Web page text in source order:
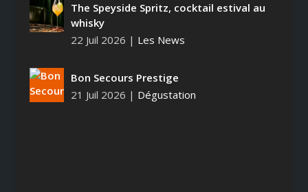
The Speyside Spritz, cocktail estival au
whisky
22 Juil 2026 | Les News
Bon Secours Prestige
21 Juil 2026 | Dégustation